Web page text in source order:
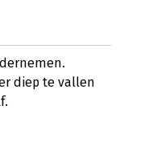
diep te vallen